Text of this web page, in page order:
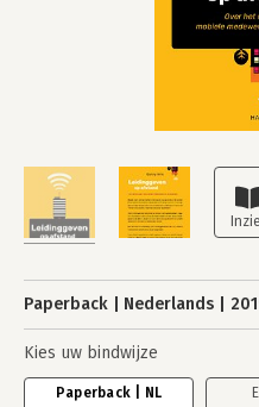
Paperback Nederlands
Kies uw bindwijze
Paperback | NL